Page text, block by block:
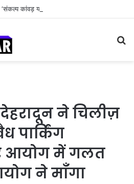
कांवड़ यात्रा’
ने चिलीज़
पार्किंग
आयोग में गलत
ने माँगा